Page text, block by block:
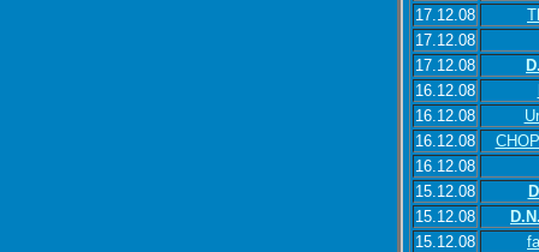
17.12.08
17.12.08
17.12.08
16.12.08
16.12.08
16.12.08
16.12.08
15.12.08
15.12.08
15.12.08